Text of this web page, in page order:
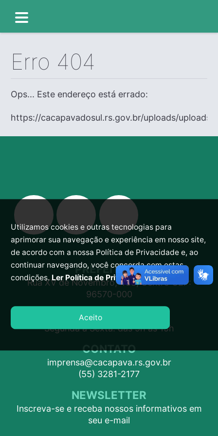
Erro 404
Ops... Este endereço está errado:
https://cacapavadosul.rs.gov.br/uploads/uploads/
PREFEITURA
Rua XV de Novembro, 438, Centro CEP:
96570-000
ATENDIMENTO
Segunda a Sexta: das 9h às 15h
CONTATO
imprensa@cacapava.rs.gov.br
(55) 3281-2177
NEWSLETTER
Inscreva-se e receba nossos informativos em
seu e-mail
Utilizamos cookies e outras tecnologias para
aprimorar sua navegação e experiência em nosso site,
de acordo com a nossa Política de Privacidade e, ao
continuar navegando, você concorda com estas
condições.Ler Política de Privacidade.
Aceito